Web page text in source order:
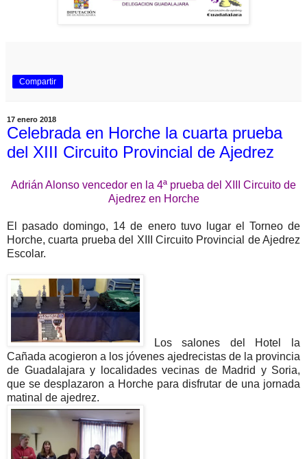
Compartir
17 enero 2018
Celebrada en Horche la cuarta prueba
del XIII Circuito Provincial de Ajedrez
Adrián Alonso vencedor en la 4ª prueba del XIII Circuito de
Ajedrez en Horche
El pasado domingo, 14 de enero tuvo lugar el Torneo de
Horche, cuarta prueba del XIII Circuito Provincial de Ajedrez
Escolar.
Los salones del Hotel la
Cañada acogieron a los jóvenes ajedrecistas de la provincia
de Guadalajara y localidades vecinas de Madrid y Soria,
que se desplazaron a Horche para disfrutar de una jornada
matinal de ajedrez.